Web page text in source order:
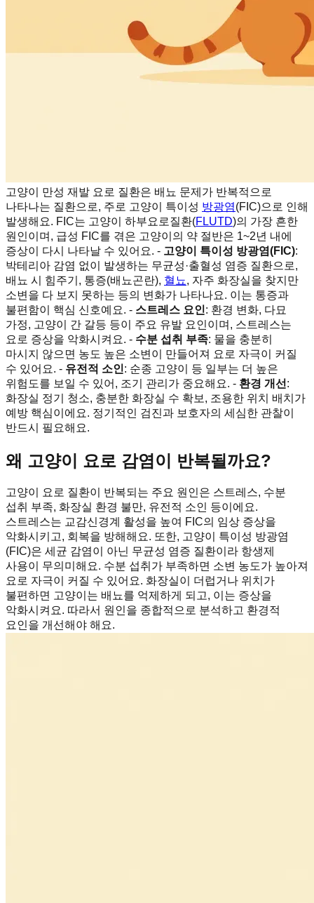
고양이 만성 재발 요로 질환은 배뇨 문제가 반복적으로
나타나는 질환으로, 주로 고양이 특이성 방광염(FIC)으로 인해
발생해요. FIC는 고양이 하부요로질환(FLUTD)의 가장 흔한
원인이며, 급성 FIC를 겪은 고양이의 약 절반은 1~2년 내에
증상이 다시 나타날 수 있어요. - 고양이 특이성 방광염(FIC):
박테리아 감염 없이 발생하는 무균성·출혈성 염증 질환으로,
배뇨 시 힘주기, 통증(배뇨곤란), 혈뇨, 자주 화장실을 찾지만
소변을 다 보지 못하는 등의 변화가 나타나요. 이는 통증과
불편함이 핵심 신호예요. - 스트레스 요인: 환경 변화, 다묘
가정, 고양이 간 갈등 등이 주요 유발 요인이며, 스트레스는
요로 증상을 악화시켜요. - 수분 섭취 부족: 물을 충분히
마시지 않으면 농도 높은 소변이 만들어져 요로 자극이 커질
수 있어요. - 유전적 소인: 순종 고양이 등 일부는 더 높은
위험도를 보일 수 있어, 조기 관리가 중요해요. - 환경 개선 :
화장실 정기 청소, 충분한 화장실 수 확보, 조용한 위치 배치가
예방 핵심이에요. 정기적인 검진과 보호자의 세심한 관찰이
반드시 필요해요.
왜 고양이 요로 감염이 반복될까요?
고양이 요로 질환이 반복되는 주요 원인은 스트레스, 수분
섭취 부족, 화장실 환경 불만, 유전적 소인 등이에요.
스트레스는 교감신경계 활성을 높여 FIC의 임상 증상을
악화시키고, 회복을 방해해요. 또한, 고양이 특이성 방광염
(FIC)은 세균 감염이 아닌 무균성 염증 질환이라 항생제
사용이 무의미해요. 수분 섭취가 부족하면 소변 농도가 높아져
요로 자극이 커질 수 있어요. 화장실이 더럽거나 위치가
불편하면 고양이는 배뇨를 억제하게 되고, 이는 증상을
악화시켜요. 따라서 원인을 종합적으로 분석하고 환경적
요인을 개선해야 해요.